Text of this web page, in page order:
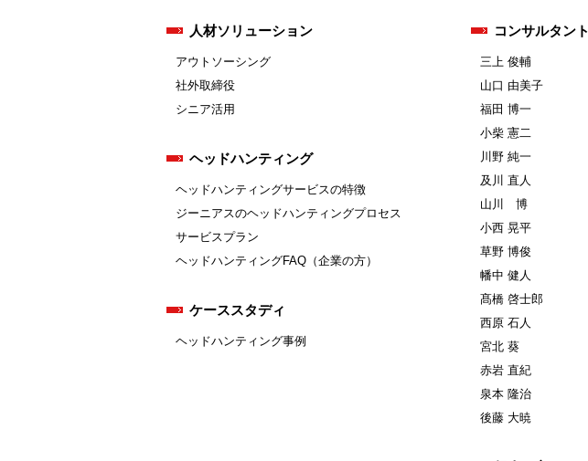
人材ソリューション
アウトソーシング
社外取締役
シニア活用
ヘッドハンティング
ヘッドハンティングサービスの特徴
ジーニアスのヘッドハンティングプロセス
サービスプラン
ヘッドハンティングFAQ（企業の方）
ケーススタディ
ヘッドハンティング事例
コンサルタント
三上 俊輔
山口 由美子
福田 博一
小柴 憲二
川野 純一
及川 直人
山川 博
小西 晃平
草野 博俊
幡中 健人
髙橋 啓士郎
西原 石人
宮北 葵
赤岩 直紀
泉本 隆治
後藤 大暁